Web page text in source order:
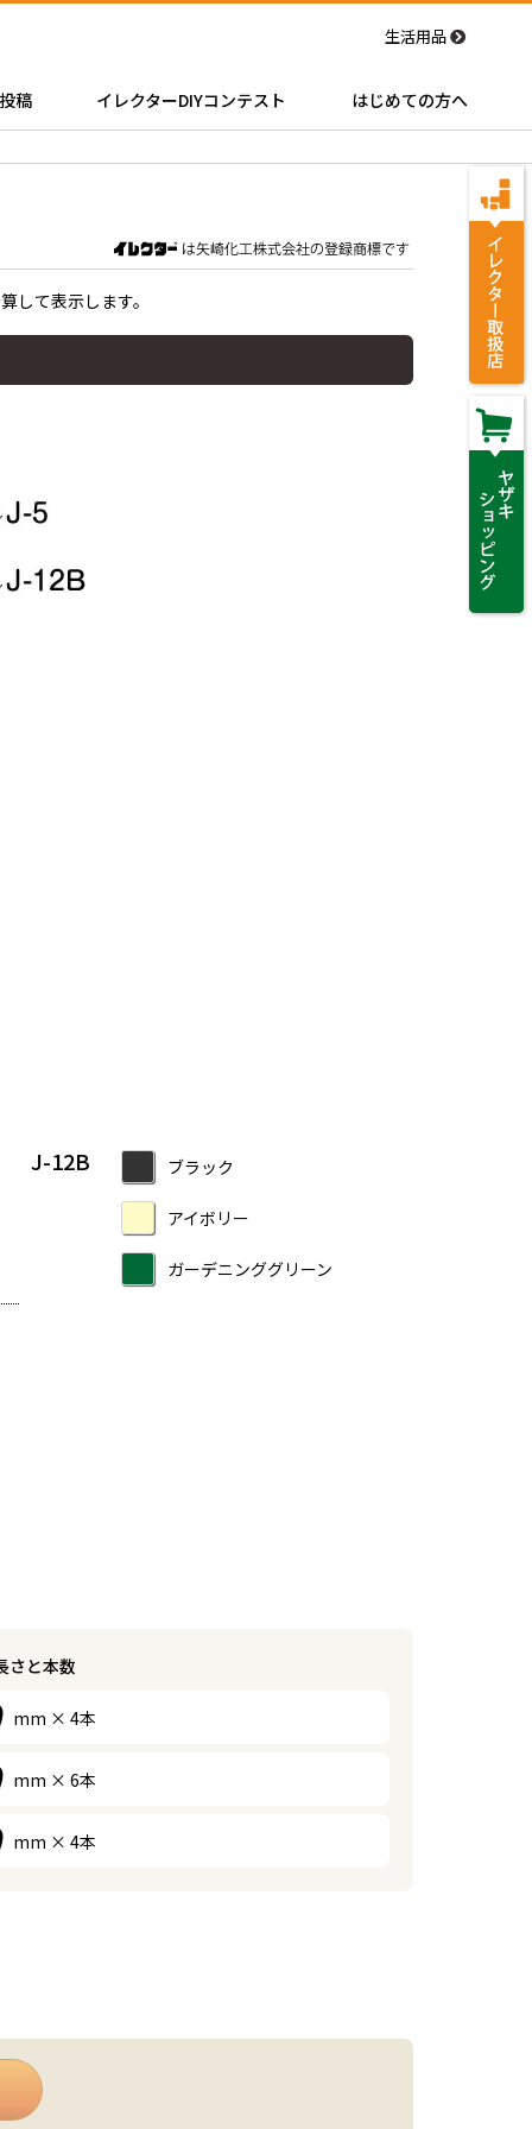
生活用品
稿 イレクターDIYコンテスト はじめての方へ
して表示します。
J-12B ブラック
アイボリー
ガーデニンググリーン
さと本数
mm × 4本
mm × 6本
mm × 4本